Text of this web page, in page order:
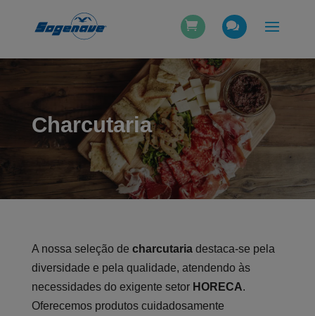
Charcutaria
A nossa seleção de charcutariadestaca-se pela
diversidade e pela qualidade, atendendo às
necessidades do exigente setor HORECA.
Oferecemos produtos cuidadosamente